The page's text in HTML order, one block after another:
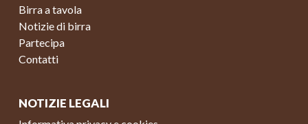
Birra a tavola
Notizie di birra
Partecipa
Contatti
NOTIZIE LEGALI